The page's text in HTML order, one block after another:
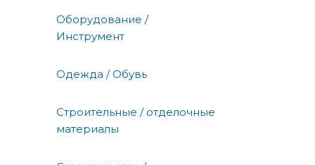
Оборудование /
Инструмент
Одежда / Обувь
Строительные / отделочные
материалы